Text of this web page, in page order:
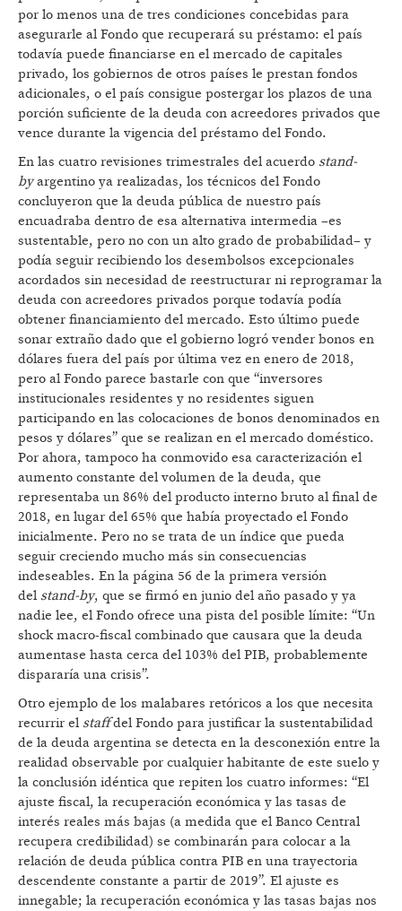
por lo menos una de tres condiciones concebidas para
asegurarle al Fondo que recuperará su préstamo: el país
todavía puede financiarse en el mercado de capitales
privado, los gobiernos de otros países le prestan fondos
adicionales, o el país consigue postergar los plazos de una
porción suficiente de la deuda con acreedores privados que
vence durante la vigencia del préstamo del Fondo.
En las cuatro revisiones trimestrales del acuerdo stand-
byargentino ya realizadas, los técnicos del Fondo
concluyeron que la deuda pública de nuestro país
encuadraba dentro de esa alternativa intermedia –es
sustentable, pero no con un alto grado de probabilidad– y
podía seguir recibiendo los desembolsos excepcionales
acordados sin necesidad de reestructurar ni reprogramar la
deuda con acreedores privados porque todavía podía
obtener financiamiento del mercado. Esto último puede
sonar extraño dado que el gobierno logró vender bonos en
dólares fuera del país por última vez en enero de 2018,
pero al Fondo parece bastarle con que “inversores
institucionales residentes y no residentes siguen
participando en las colocaciones de bonos denominados en
pesos y dólares” que se realizan en el mercado doméstico.
Por ahora, tampoco ha conmovido esa caracterización el
aumento constante del volumen de la deuda, que
representaba un 86% del producto interno bruto al final de
2018, en lugar del 65% que había proyectado el Fondo
inicialmente. Pero no se trata de un índice que pueda
seguir creciendo mucho más sin consecuencias
indeseables. En la página 56 de la primera versión
del stand-by, que se firmó en junio del año pasado y ya
nadie lee, el Fondo ofrece una pista del posible límite: “Un
shock macro-fiscal combinado que causara que la deuda
aumentase hasta cerca del 103% del PIB, probablemente
dispararía una crisis”.
Otro ejemplo de los malabares retóricos a los que necesita
recurrir el staffdel Fondo para justificar la sustentabilidad
de la deuda argentina se detecta en la desconexión entre la
realidad observable por cualquier habitante de este suelo y
la conclusión idéntica que repiten los cuatro informes: “El
ajuste fiscal, la recuperación económica y las tasas de
interés reales más bajas (a medida que el Banco Central
recupera credibilidad) se combinarán para colocar a la
relación de deuda pública contra PIB en una trayectoria
descendente constante a partir de 2019”. El ajuste es
innegable; la recuperación económica y las tasas bajas nos